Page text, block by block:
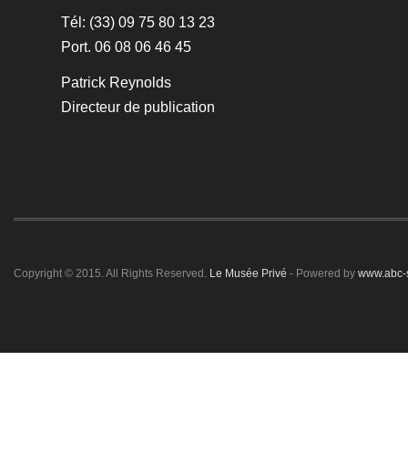
Tél: (33) 09 75 80 13 23
Port. 06 08 06 46 45
Patrick Reynolds
Directeur de publication
Copyright © 2015. All Rights Reserved. Le Musée Privé - Powered by